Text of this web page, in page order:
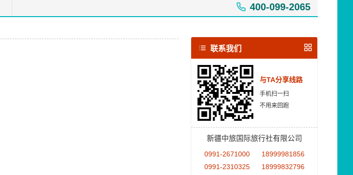
400-099-2065
联系我们
与TA分享线路
手机扫一扫
不用来回跑
新疆中旅国际旅行社有限公司
0991-2671000
18999981856
0991-2310325
18999832796